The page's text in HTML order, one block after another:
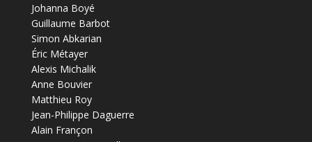
Johanna Boyé
Guillaume Barbot
Simon Abkarian
Éric Métayer
Alexis Michalik
Anne Bouvier
Matthieu Roy
Jean-Philippe Daguerre
Alain Françon